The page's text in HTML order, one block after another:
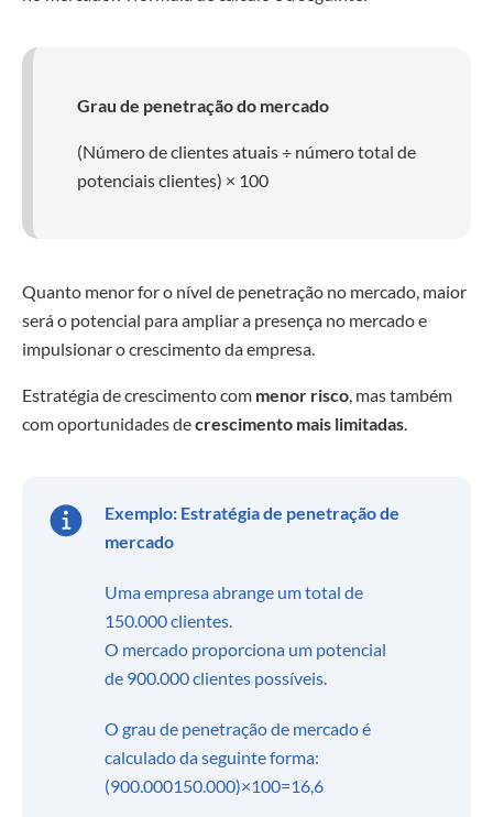
Grau de penetração do mercado
(Número de clientes atuais ÷ número total de
potenciais clientes) × 100
Quanto menor for o nível de penetração no mercado, maior
será o potencial para ampliar a presença no mercado e
impulsionar o crescimento da empresa.
Estratégia de crescimento com menor risco, mas também
com oportunidades decrescimento mais limitadas.
Exemplo: Estratégia de penetração de
mercado
Uma empresa abrange um total de
150.000 clientes.
O mercado proporciona um potencial
de 900.000 clientes possíveis.
O grau de penetração de mercado é
calculado da seguinte forma:
(900.000150.000)×100=16,6